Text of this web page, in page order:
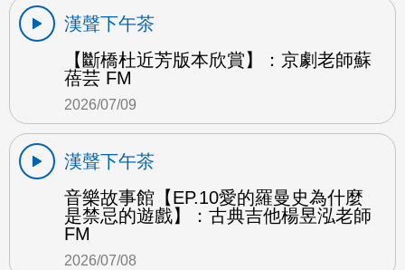
漢聲下午茶
【斷橋杜近芳版本欣賞】：京劇老師蘇
蓓芸 FM
2026/07/09
漢聲下午茶
音樂故事館【EP.10愛的羅曼史為什麼
是禁忌的遊戲】：古典吉他楊昱泓老師
FM
2026/07/08